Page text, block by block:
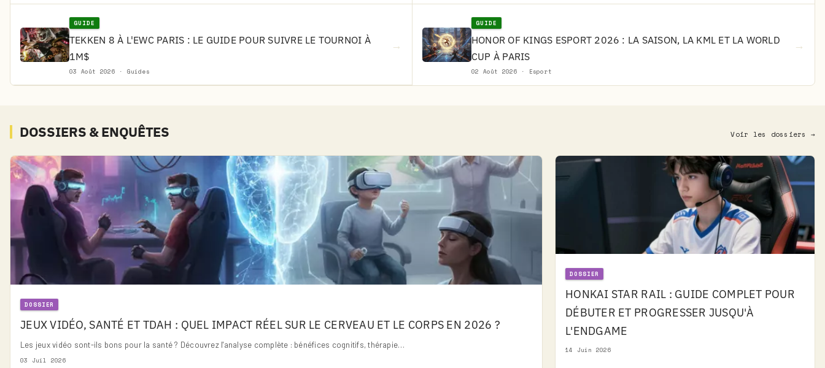
GUIDE
TEKKEN 8 À L'EWC PARIS : LE GUIDE POUR SUIVRE LE TOURNOI À
1M$
03 Août 2026 · Guides
→
GUIDE
HONOR OF KINGS ESPORT 2026 : LA SAISON, LA KML ET LA WORLD
CUP À PARIS
02 Août 2026 · Esport
→
DOSSIERS & ENQUÊTES Voir les dossiers →
DOSSIER
JEUX VIDÉO, SANTÉ ET TDAH : QUEL IMPACT RÉEL SUR LE CERVEAU ET LE CORPS EN 2026 ?
Les jeux vidéo sont-ils bons pour la santé ? Découvrez l'analyse complète : bénéfices cognitifs, thérapie…
03 Juil 2026
DOSSIER
HONKAI STAR RAIL : GUIDE COMPLET POUR
DÉBUTER ET PROGRESSER JUSQU'À
L'ENDGAME
14 Juin 2026